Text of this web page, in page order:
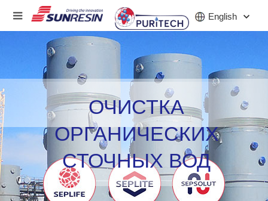
English
КОМПАНИЯ
ПРОДУКТ
ПРИЛОЖЕНИЕ
ИНВЕСТОРЫ
НОВОСТИ
ОЧИСТКА
ОРГАНИЧЕСКИХ
СТОЧНЫХ ВОД